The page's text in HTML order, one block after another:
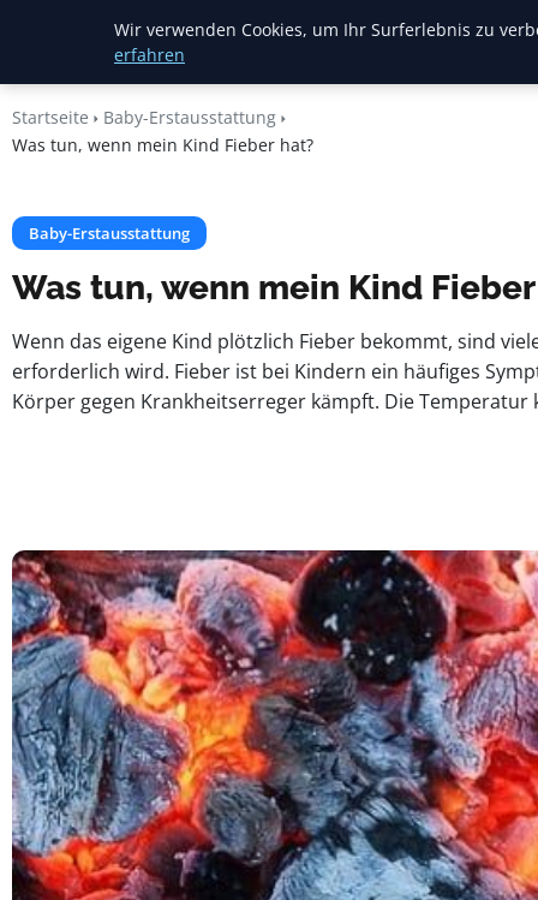
Mariannes
Kinderladen
Startseite
Baby-Erstausstattung
Was tun, wenn mein Kind Fieber hat?
Baby-Erstausstattung
Was tun, wenn mein Kind
Wenn das eigene Kind plötzlich Fieber bekommt, sind
erforderlich wird. Fieber ist bei Kindern ein häufiges
Körper gegen Krankheitserreger kämpft. Die
Wir verwenden Cookies, um Ihr Surferlebnis zu
erfahren